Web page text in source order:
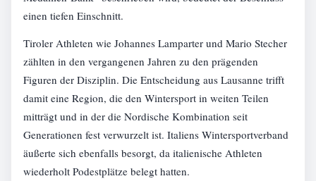
einen tiefen Einschnitt.
Tiroler Athleten wie Johannes Lamparter und Mario Stecher
zählten in den vergangenen Jahren zu den prägenden
Figuren der Disziplin. Die Entscheidung aus Lausanne trifft
damit eine Region, die den Wintersport in weiten Teilen
mitträgt und in der die Nordische Kombination seit
Generationen fest verwurzelt ist. Italiens Wintersportverband
äußerte sich ebenfalls besorgt, da italienische Athleten
wiederholt Podestplätze belegt hatten.